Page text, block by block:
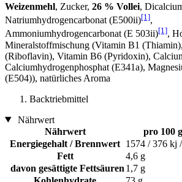
Weizenmehl, Zucker, 26 % Vollei,
Natriumhydrogencarbonat (E500ii)[1],
Ammoniumhydrogencarbonat (E 503ii)[1],
Mineralstoffmischung (Vitamin B1
(Riboflavin), Vitamin B6 (Pyridoxin),
Calciumhydrogenphosphat (E341a),
(E504)), natürliches Aroma
Backtriebmittel
Nährwert
Nährwert
pro 100 g
Energiegehalt / Brennwert 1574 / 376 kj
Fett
4,6 g
davon gesättigte Fettsäuren 1,7 g